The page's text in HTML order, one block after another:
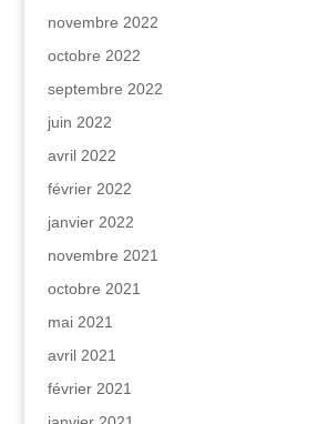
novembre 2022
octobre 2022
septembre 2022
juin 2022
avril 2022
février 2022
janvier 2022
novembre 2021
octobre 2021
mai 2021
avril 2021
février 2021